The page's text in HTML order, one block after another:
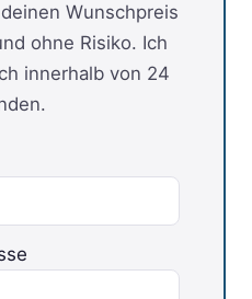
Wunschpreis
ohne Risiko. Ich
innerhalb von 24